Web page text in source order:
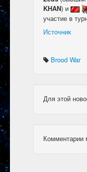
KHAN) и
участие в
Источник
Brood War
Для этой
Комментарии